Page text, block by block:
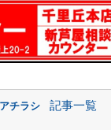
チラシ 記事一覧